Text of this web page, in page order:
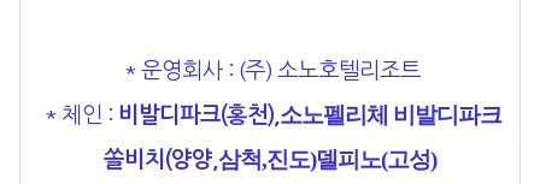
* 운영회사 : (주) 소노호텔리조트
* 체인 : 비발디파크(홍천), 소노펠리체 비발디파크
쏠비치(양양, 삼척,진도)델피노(고성)